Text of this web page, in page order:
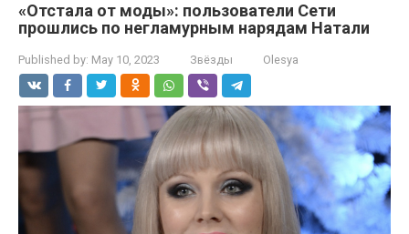
«Отстала от моды»: пользователи Сети
прошлись по негламурным нарядам Натали
Published by: May 10, 2023 Звёзды Olesya